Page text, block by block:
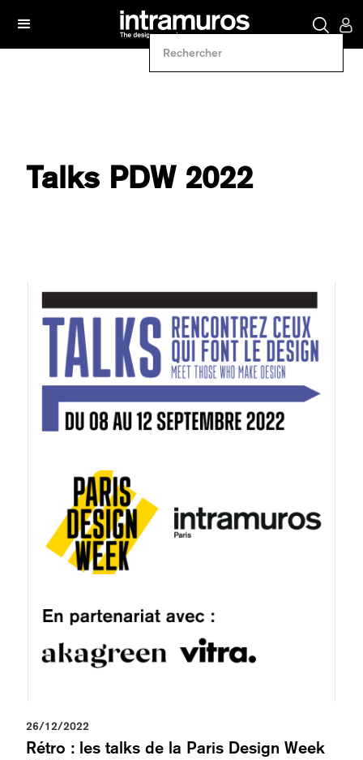
Talks PDW 2022
26/12/2022
Rétro : les talks de la Paris Design Week